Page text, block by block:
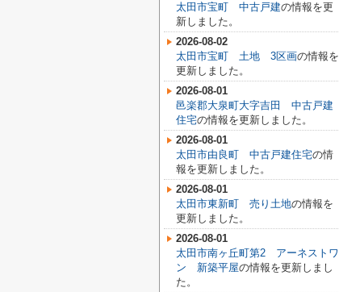
太田市宝町 中古戸建の情報を更
新しました。
2026-08-02
太田市宝町 土地 3区画の情報を
更新しました。
2026-08-01
邑楽郡大泉町大字吉田 中古戸建
住宅の情報を更新しました。
2026-08-01
太田市由良町 中古戸建住宅の情
報を更新しました。
2026-08-01
太田市東新町 売り土地の情報を
更新しました。
2026-08-01
太田市南ヶ丘町第2 アーネストワ
ン 新築平屋の情報を更新しまし
た。